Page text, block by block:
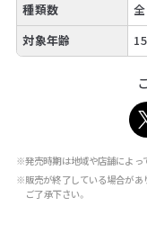
種類数
対象年齢
※発売時期は地域や店舗によっ
※販売が終了している場合があ
ご了承下さい。